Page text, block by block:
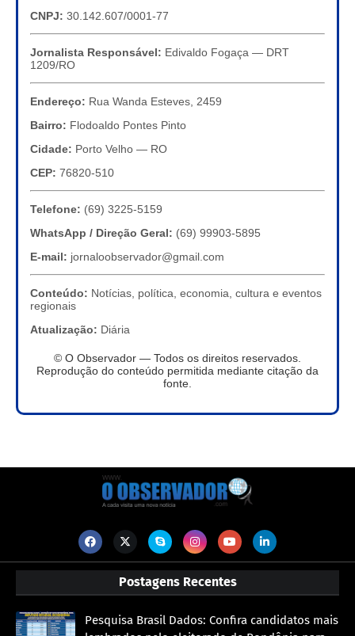
CNPJ: 30.142.607/0001-77
Jornalista Responsável: Edivaldo Fogaça — DRT
1209/RO
Endereço: Rua Wanda Esteves, 2459
Bairro: Flodoaldo Pontes Pinto
Cidade: Porto Velho — RO
CEP: 76820-510
Telefone: (69) 3225-5159
WhatsApp / Direção Geral: (69) 99903-5895
E-mail: jornaloobservador@gmail.com
Conteúdo: Notícias, política, economia, cultura e eventos
regionais
Atualização: Diária
© O Observador — Todos os direitos reservados.
Reprodução do conteúdo permitida mediante citação da
fonte.
Postagens Recentes
Pesquisa Brasil Dados: Confira candidatos mais